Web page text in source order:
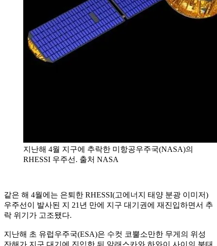
지난해 4월 지구에 추락한 미항공우주국(NASA)의
RHESSI 우주선. 출처 NASA
같은 해 4월에는 은퇴한 RHESSI(고에너지 태양 분광 이미저)
우주선이 발사된 지 21년 만에 지구 대기권에 재진입하면서 추
락 위기가 고조됐다.
지난해 초 유럽우주국(ESA)은 수컷 코뿔소만한 무게의 위성
잔해가 지구 대기에 진입한 뒤 알래스카와 하와이 사이의 북태